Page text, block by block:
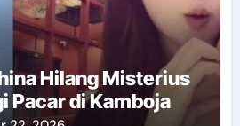
Hilang Misterius
Pacar di Kamboja